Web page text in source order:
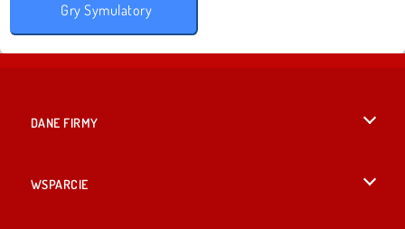
Gry Symulatory
DANE FIRMY
WSPARCIE